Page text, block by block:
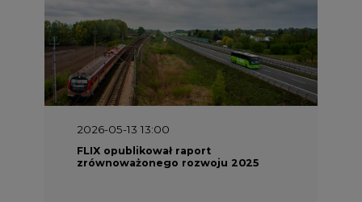
2026-05-11 10:30
Emitel prezentuje Raport ESG za
2025 rok